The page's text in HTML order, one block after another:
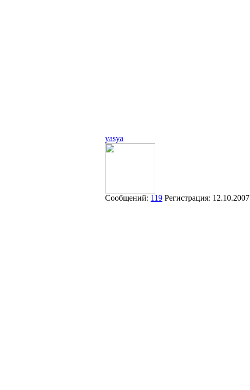
yasya
Сообщений: 119 Регистрация: 12.10.2007